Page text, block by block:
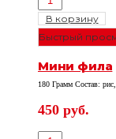
В корзину
Быстрый
Мини фила
180 Грамм Состав:
450 руб.